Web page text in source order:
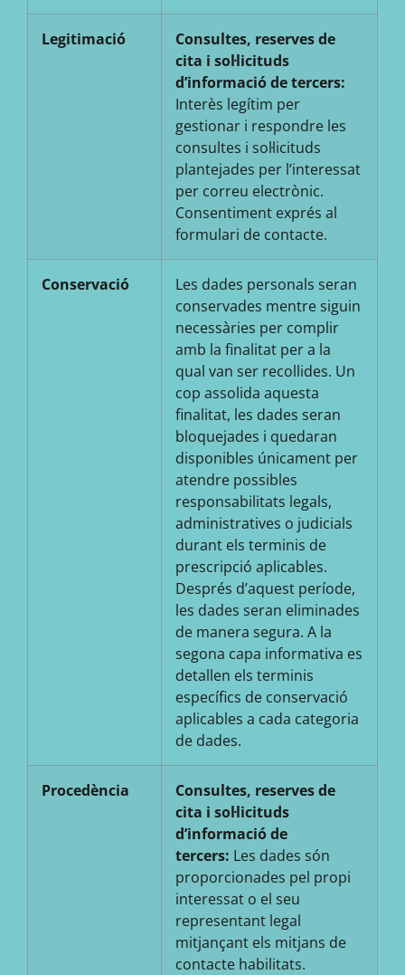
Legitimació
Consultes, reserves de
cita i sol·licituds
d’informació de tercers:
Interès legítim per
gestionar i respondre les
consultes i sol·licituds
plantejades per l’interessat
per correu electrònic.
Consentiment exprés al
formulari de contacte.
Conservació
Les dades personals seran
conservades mentre siguin
necessàries per complir
amb la finalitat per a la
qual van ser recollides. Un
cop assolida aquesta
finalitat, les dades seran
bloquejades i quedaran
disponibles únicament per
atendre possibles
responsabilitats legals,
administratives o judicials
durant els terminis de
prescripció aplicables.
Després d’aquest període,
les dades seran eliminades
de manera segura. A la
segona capa informativa es
detallen els terminis
específics de conservació
aplicables a cada categoria
de dades.
Procedència
Consultes, reserves de
cita i sol·licituds
d’informació de
tercers: Les dades són
proporcionades pel propi
interessat o el seu
representant legal
mitjançant els mitjans de
contacte habilitats.